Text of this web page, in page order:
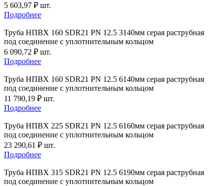
5 603,97 ₽ шт.
Подробнее
Труба НПВХ 160 SDR21 PN 12.5 3140мм серая раструбная
под соединение с уплотнительным кольцом
6 090,72 ₽ шт.
Подробнее
Труба НПВХ 160 SDR21 PN 12.5 6140мм серая раструбная
под соединение с уплотнительным кольцом
11 790,19 ₽ шт.
Подробнее
Труба НПВХ 225 SDR21 PN 12.5 6160мм серая раструбная
под соединение с уплотнительным кольцом
23 290,61 ₽ шт.
Подробнее
Труба НПВХ 315 SDR21 PN 12.5 6190мм серая раструбная
под соединение с уплотнительным кольцом